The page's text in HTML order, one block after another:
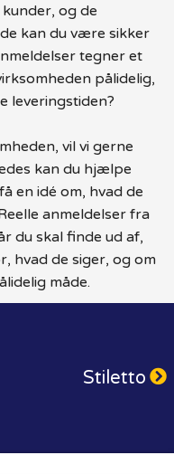
og de
kan du være sikker
tegner et
pålidelig,
leveringstiden?
vil vi gerne
kan du hjælpe
en idé om, hvad de
anmeldelser fra
du skal finde ud af,
hvad de siger, og om
måde.
Stiletto